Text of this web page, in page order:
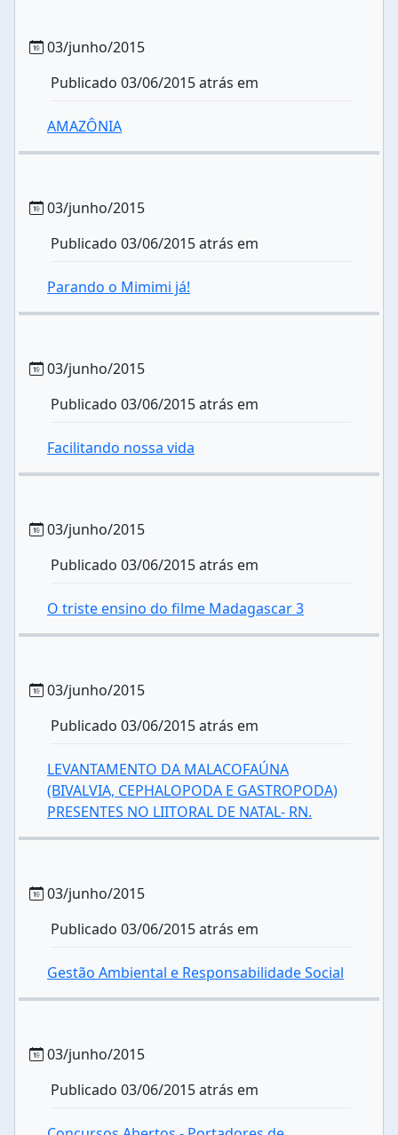
03/junho/2015
Publicado 03/06/2015 atrás em
AMAZÔNIA
03/junho/2015
Publicado 03/06/2015 atrás em
Parando o Mimimi já!
03/junho/2015
Publicado 03/06/2015 atrás em
Facilitando nossa vida
03/junho/2015
Publicado 03/06/2015 atrás em
O triste ensino do filme Madagascar 3
03/junho/2015
Publicado 03/06/2015 atrás em
LEVANTAMENTO DA MALACOFAÚNA
(BIVALVIA, CEPHALOPODA E GASTROPODA)
PRESENTES NO LIITORAL DE NATAL- RN.
03/junho/2015
Publicado 03/06/2015 atrás em
Gestão Ambiental e Responsabilidade Social
03/junho/2015
Publicado 03/06/2015 atrás em